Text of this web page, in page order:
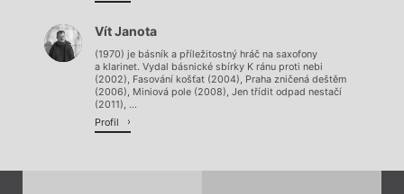
Vít Janota
(1970) je básník a příležitostný hráč na saxofony
a klarinet. Vydal básnické sbírky K ránu proti nebi
(2002), Fasování košťat (2004), Praha zničená deštěm
(2006), Miniová pole (2008), Jen třídit odpad nestačí
(2011), ...
Profil